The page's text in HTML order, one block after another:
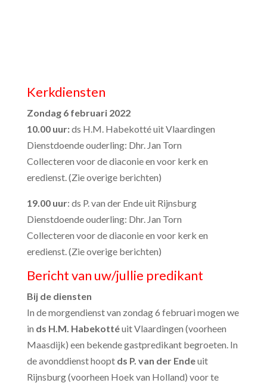
Kerkdiensten
Zondag 6 februari 2022
10.00 uur:ds H.M. Habekotté uit Vlaardingen
Dienstdoende ouderling: Dhr. Jan Torn
Collecteren voor de diaconie en voor kerk en
eredienst. (Zie overige berichten)
19.00 uur: ds P. van der Ende uit Rijnsburg
Dienstdoende ouderling: Dhr. Jan Torn
Collecteren voor de diaconie en voor kerk en
eredienst. (Zie overige berichten)
Bericht van uw/jullie predikant
Bij de diensten
In de morgendienst van zondag 6 februari mogen we
in ds H.M. Habekottéuit Vlaardingen (voorheen
Maasdijk) een bekende gastpredikant begroeten. In
de avonddienst hoopt ds P. van der Endeuit
Rijnsburg (voorheen Hoek van Holland) voor te